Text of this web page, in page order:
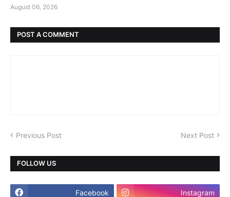
August 06, 2026
POST A COMMENT
Previous Post Next Post
FOLLOW US
Facebook Instagram